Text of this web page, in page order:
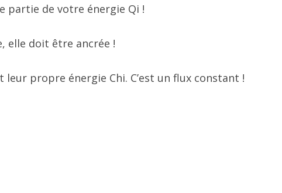
partie de votre énergie Qi !
elle doit être ancrée !
propre énergie Chi. C’est un flux constant !